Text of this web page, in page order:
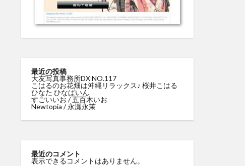
最近の投稿
大友写真事務所DX NO.117
こはるのお花畑は沖縄リラックス♪ 桜井こはる
ひなた ひなぱいん
すごいいお / 五百木いお
Newtopia / 永瀬永茉
最近のコメント
表示できるコメントはありません。